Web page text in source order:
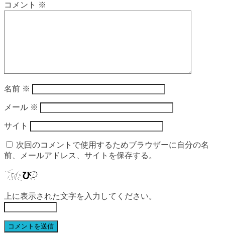
コメント ※
名前 ※
メール ※
サイト
次回のコメントで使用するためブラウザーに自分の名
前、メールアドレス、サイトを保存する。
上に表示された文字を入力してください。